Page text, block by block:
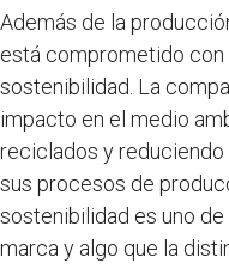
Además de la
está comprometido
sostenibilidad. La
impacto en el medio
reciclados y
sus procesos de
sostenibilidad es uno
marca y algo que la